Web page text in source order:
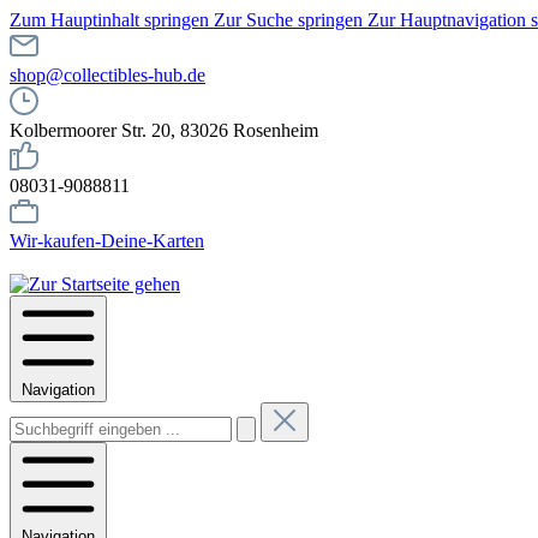
Zum Hauptinhalt springen Zur Suche springen Zur Hauptnavigation
shop@collectibles-hub.de
Kolbermoorer Str. 20, 83026 Rosenheim
08031-9088811
Wir-kaufen-Deine-Karten
Navigation